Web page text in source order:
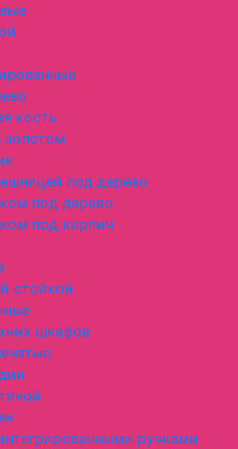
кость
золотом
под дерево
под дерево
под кирпич
стойкой
шкафов
ручками